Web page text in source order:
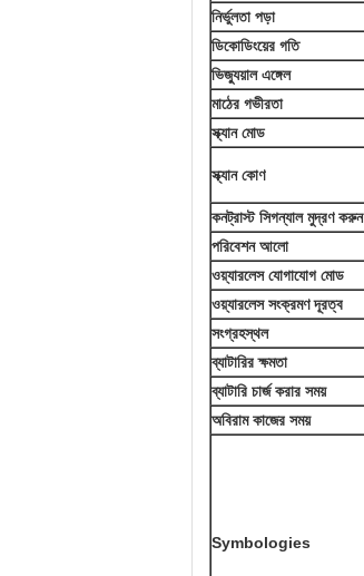
নির্ভুলতা পড়া
ডিকোডিংয়ের গতি
ভিজ্যুয়াল এঙ্গেল
মাঠের গভীরতা
স্ক্যান মোড
স্ক্যান কোণ
কনট্রাস্ট সিগন্যাল মুদ্রণ করুন
পরিবেশন আলো
ওয়্যারলেস যোগাযোগ মোড
ওয়্যারলেস সংক্রমণ দূরত্ব
সংগ্রহস্থল
ব্যাটারির ক্ষমতা
ব্যাটারি চার্জ করার সময়
অবিরাম কাজের সময়
Symbologies